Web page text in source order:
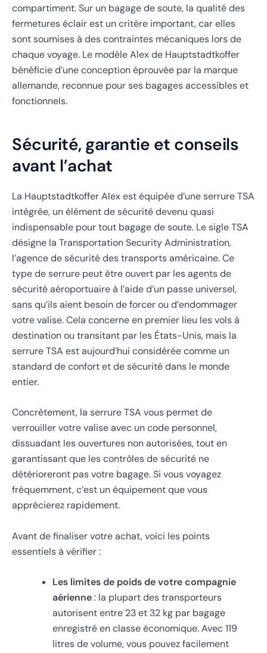
compartiment. Sur un bagage de soute, la qualité des
fermetures éclair est un critère important, car elles
sont soumises à des contraintes mécaniques lors de
chaque voyage. Le modèle Alex de Hauptstadtkoffer
bénéficie d’une conception éprouvée par la marque
allemande, reconnue pour ses bagages accessibles et
fonctionnels.
Sécurité, garantie et conseils
avant l’achat
La Hauptstadtkoffer Alex est équipée d’une serrure TSA
intégrée, un élément de sécurité devenu quasi
indispensable pour tout bagage de soute. Le sigle TSA
désigne la Transportation Security Administration,
l’agence de sécurité des transports américaine. Ce
type de serrure peut être ouvert par les agents de
sécurité aéroportuaire à l’aide d’un passe universel,
sans qu’ils aient besoin de forcer ou d’endommager
votre valise. Cela concerne en premier lieu les vols à
destination ou transitant par les États-Unis, mais la
serrure TSA est aujourd’hui considérée comme un
standard de confort et de sécurité dans le monde
entier.
Concrètement, la serrure TSA vous permet de
verrouiller votre valise avec un code personnel,
dissuadant les ouvertures non autorisées, tout en
garantissant que les contrôles de sécurité ne
détérioreront pas votre bagage. Si vous voyagez
fréquemment, c’est un équipement que vous
apprécierez rapidement.
Avant de finaliser votre achat, voici les points
essentiels à vérifier :
Les limites de poids de votre compagnie
aérienne: la plupart des transporteurs
autorisent entre 23 et 32 kg par bagage
enregistré en classe économique. Avec 119
litres de volume, vous pouvez facilement